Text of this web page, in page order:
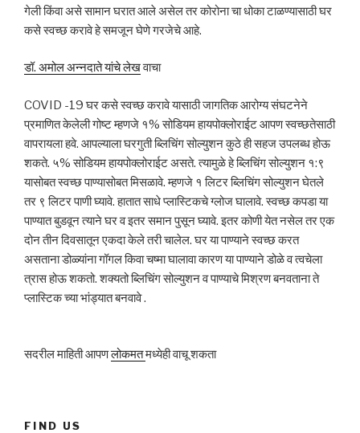
गेली किंवा असे सामान घरात आले असेल तर कोरोना चा धोका टाळण्यासाठी घर
कसे स्वच्छ करावे हे समजून घेणे गरजेचे आहे.
डॉ. अमोल अन्नदाते यांचे लेखवाचा
COVID -19 घर कसे स्वच्छ करावे यासाठी जागतिक आरोग्य संघटनेने
प्रमाणित केलेली गोष्ट म्हणजे १% सोडियम हायपोक्लोराईट आपण स्वच्छतेसाठी
वापरायला हवे. आपल्याला घरगुती ब्लिचिंग सोल्युशन कुठे ही सहज उपलब्ध होऊ
शकते. ५% सोडियम हायपोक्लोराईट असते. त्यामुळे हे ब्लिचिंग सोल्युशन १:९
यासोबत स्वच्छ पाण्यासोबत मिसळावे. म्हणजे १ लिटर ब्लिचिंग सोल्युशन घेतले
तर ९ लिटर पाणी घ्यावे. हातात साधे प्लास्टिकचे ग्लोज घालावे. स्वच्छ कपडा या
पाण्यात बुडवून त्याने घर व इतर समान पुसून घ्यावे. इतर कोणी येत नसेल तर एक
दोन तीन दिवसातून एकदा केले तरी चालेल. घर या पाण्याने स्वच्छ करत
असताना डोळ्यांना गॉगल किवा चष्मा घालावा कारण या पाण्याने डोळे व त्वचेला
त्रास होऊ शकतो. शक्यतो ब्लिचिंग सोल्युशन व पाण्याचे मिश्रण बनवताना ते
प्लास्टिक च्या भांड्यात बनवावे .
सदरील माहिती आपणलोकमतमध्येही वाचू शकता
FIND US